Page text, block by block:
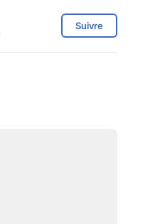
Suivre